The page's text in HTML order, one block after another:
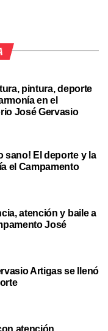
pintura, deporte
en el
José Gervasio
sano! El deporte y la
el Campamento
atención y baile a
José
Artigas se llenó
atención,